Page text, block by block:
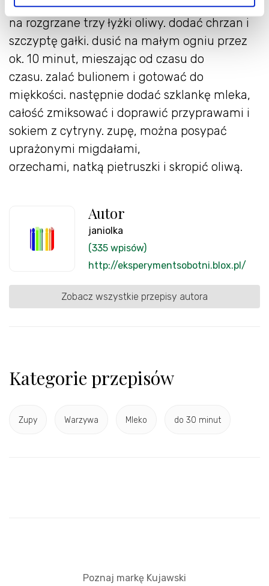
kalafior podzielić na małe różyczki i wrzucić
na rozgrzane trzy łyżki oliwy. dodać chrzan i
szczyptę gałki. dusić na małym ogniu przez
ok. 10 minut, mieszając od czasu do
czasu. zalać bulionem i gotować do
miękkości. następnie dodać szklankę mleka,
całość zmiksować i doprawić przyprawami i
sokiem z cytryny. zupę, można posypać
uprażonymi migdałami,
orzechami, natką pietruszki i skropić oliwą.
Autor
janiolka
(335 wpisów)
http://eksperymentsobotni.blox.pl/
Zobacz wszystkie przepisy autora
Kategorie przepisów
Zupy Warzywa Mleko do 30 minut
Poznaj markę Kujawski